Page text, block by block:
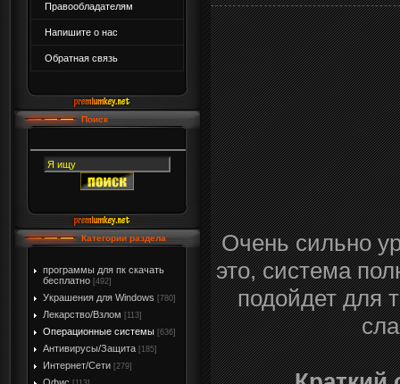
Правообладателям
Напишите о нас
Обратная связь
Поиск
Категории раздела
программы для пк скачать
бесплатно [492]
Украшения для Windows [780]
Лекарство/Взлом [113]
Операционные системы [636]
Антивирусы/Защита [185]
Интернет/Сети [279]
Очень сильно
это, система
подойдет для